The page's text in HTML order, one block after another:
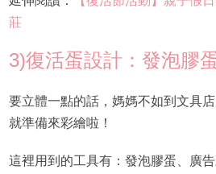
莊
3)復活蛋設計：發泡膠
要立體一點的話，媽媽不如到文具
就準備來彩繪啦！
這裡用到的工具有：發泡膠蛋、廣